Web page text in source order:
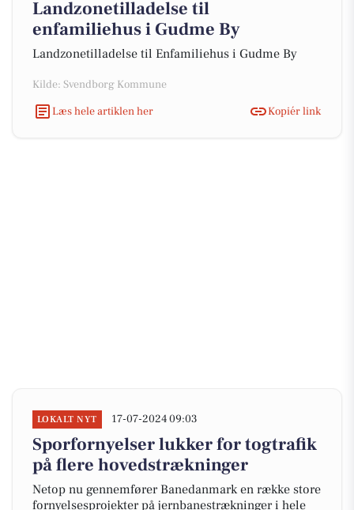
Landzonetilladelse til
enfamiliehus i Gudme By
Landzonetilladelse til Enfamiliehus i Gudme By
Kilde: Svendborg Kommune
Læs hele artiklen her
Kopiér link
LOKALT NYT 17-07-2024 09:03
Sporfornyelser lukker for togtrafik
på flere hovedstrækninger
Netop nu gennemfører Banedanmark en række store
fornyelsesprojekter på jernbanestrækninger i hele